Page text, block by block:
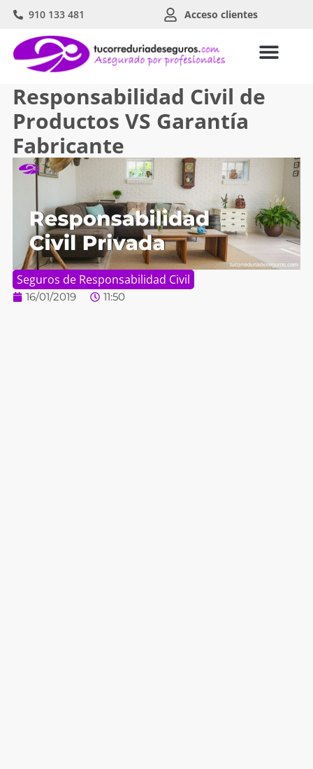
910 133 481 Acceso clientes
Responsabilidad Civil de
Productos VS Garantía
Fabricante
Seguros de Responsabilidad Civil
16/01/2019 11:50